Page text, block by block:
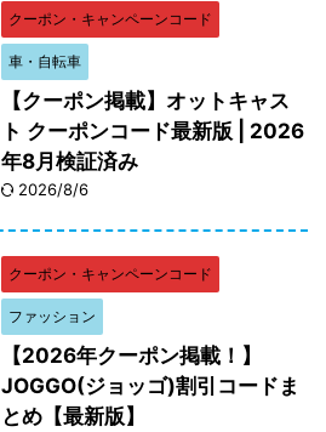
クーポン・キャンペーンコード
車・自転車
【クーポン掲載】オットキャス
ト クーポンコード最新版 | 2026
年8月検証済み
2026/8/6
クーポン・キャンペーンコード
ファッション
【2026年クーポン掲載！】
JOGGO(ジョッゴ)割引コードま
とめ【最新版】